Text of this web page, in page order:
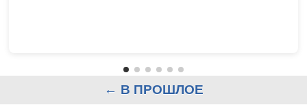
← В ПРОШЛОЕ